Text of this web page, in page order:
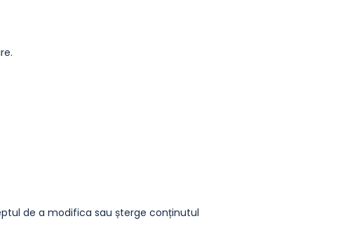
de a modifica sau șterge conținutul